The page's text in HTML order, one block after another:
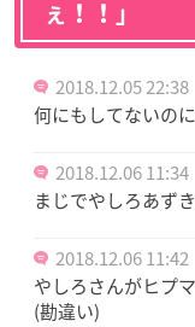
ぇ！！」
2018.12.05 22:38
何にもしてないの
2018.12.06 11:34
まじでやしろあず
2018.12.06 11:42
やしろさんがヒプ
(勘違い)